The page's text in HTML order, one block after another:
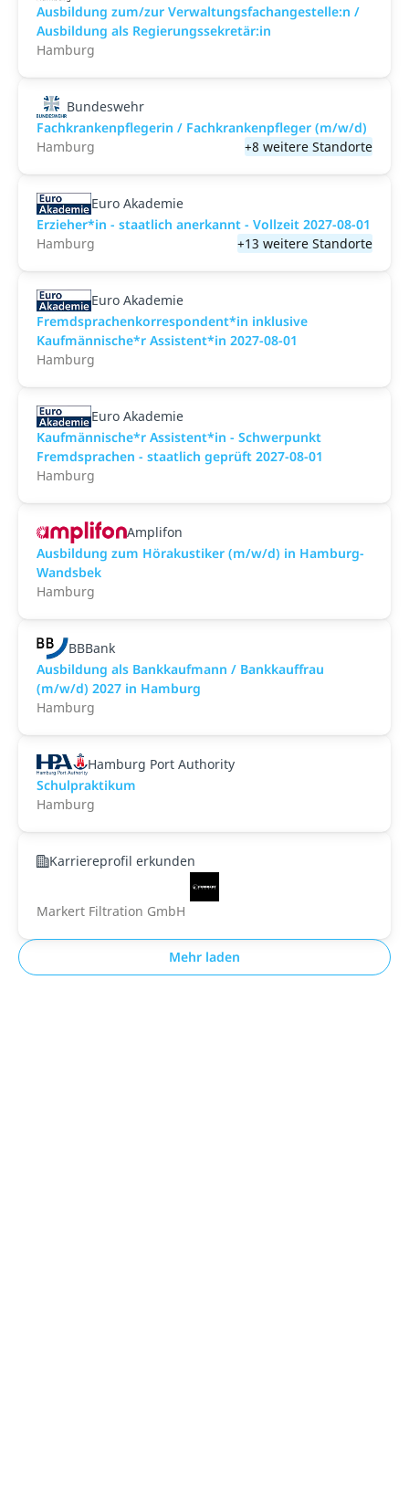
Ausbildung zum/zur Verwaltungsfachangestelle:n /
Ausbildung als Regierungssekretär:in
Hamburg
Bundeswehr
Fachkrankenpflegerin / Fachkrankenpfleger (m/w/d)
Hamburg
+8 weitere Standorte
Euro Akademie
Erzieher*in - staatlich anerkannt - Vollzeit 2027-08-01
Hamburg
+13 weitere Standorte
Euro Akademie
Fremdsprachenkorrespondent*in inklusive
Kaufmännische*r Assistent*in 2027-08-01
Hamburg
Euro Akademie
Kaufmännische*r Assistent*in - Schwerpunkt
Fremdsprachen - staatlich geprüft 2027-08-01
Hamburg
Amplifon
Ausbildung zum Hörakustiker (m/w/d) in Hamburg-
Wandsbek
Hamburg
BBBank
Ausbildung als Bankkaufmann / Bankkauffrau
(m/w/d) 2027 in Hamburg
Hamburg
Hamburg Port Authority
Schulpraktikum
Hamburg
Karriereprofil erkunden
Markert Filtration GmbH
Mehr laden